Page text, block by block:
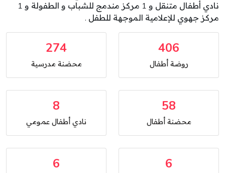
نادي أطفال متنقل و 1 مركز مندمج للشباب و الطفولة و 1
مركز جهوي للإعلامية الموجهة للطفل .
406
روضة أطفال
274
محضنة مدرسية
58
محضنة أطفال
8
نادي أطفال عمومي
6
6